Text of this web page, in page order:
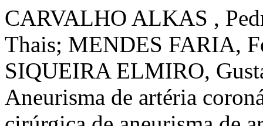
CARVALHO ALKAS ,
Thais; MENDES FARIA,
SIQUEIRA ELMIRO,
Aneurisma de artéria